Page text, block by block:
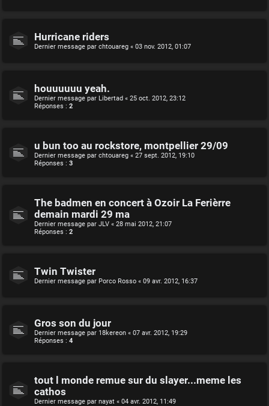
Hurricane riders
Dernier message par chtouareg « 03 nov. 2012, 01:07
houuuuuu yeah.
Dernier message par Libertad « 25 oct. 2012, 23:12
Réponses : 2
u bun too au rockstore, montpellier 29/09
Dernier message par chtouareg « 27 sept. 2012, 19:10
Réponses : 3
The badmen en concert à Ozoir La Ferièrre
demain mardi 29 ma
Dernier message par JLV « 28 mai 2012, 21:07
Réponses : 2
Twin Twister
Dernier message par Porco Rosso « 09 avr. 2012, 16:37
Gros son du jour
Dernier message par 18kereon « 07 avr. 2012, 19:29
Réponses : 4
tout l monde remue sur du slayer...meme les
cathos
Dernier message par nayat « 04 avr. 2012, 11:49